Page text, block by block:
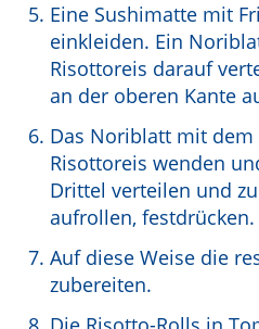
Eine Sushimatte mit
einkleiden. Ein
Risottoreis darauf
an der oberen Kante
Das Noriblatt mit
Risottoreis wenden
Drittel verteilen und
aufrollen, festdrücken.
Auf diese Weise die
zubereiten.